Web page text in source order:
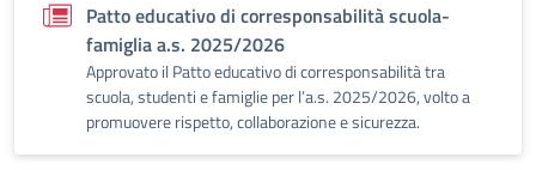
Patto educativo di corresponsabilità scuola-
famiglia a.s. 2025/2026
Approvato il Patto educativo di corresponsabilità tra
scuola, studenti e famiglie per l’a.s. 2025/2026, volto a
promuovere rispetto, collaborazione e sicurezza.